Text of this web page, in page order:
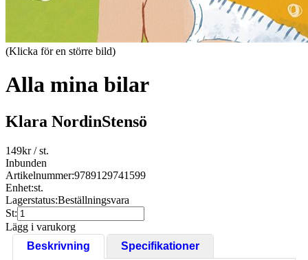
(Klicka för en större bild)
Alla mina bilar
Klara NordinStensö
149kr/ st.
Inbunden
Artikelnummer:9789129741599
Enhet:st.
Lagerstatus:Beställningsvara
St:
Lägg i varukorg
Beskrivning
Specifikationer